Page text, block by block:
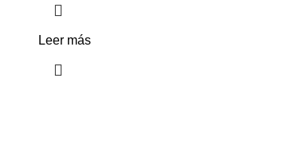
Leer más